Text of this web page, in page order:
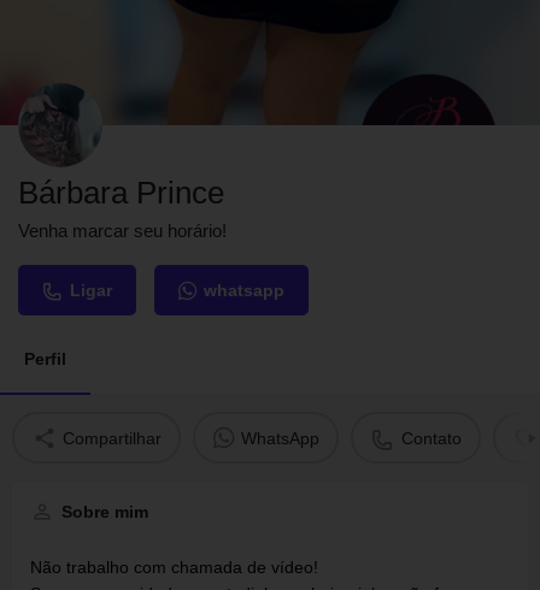
Bárbara Prince
Venha marcar seu horário!
Ligar whatsapp
Perfil
Compartilhar WhatsApp Contato
Sobre mim
Não trabalho com chamada de vídeo!